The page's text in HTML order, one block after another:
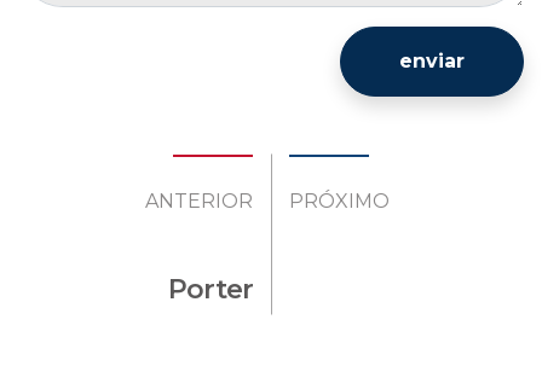
enviar
ANTERIOR
Porter
PRÓXIMO